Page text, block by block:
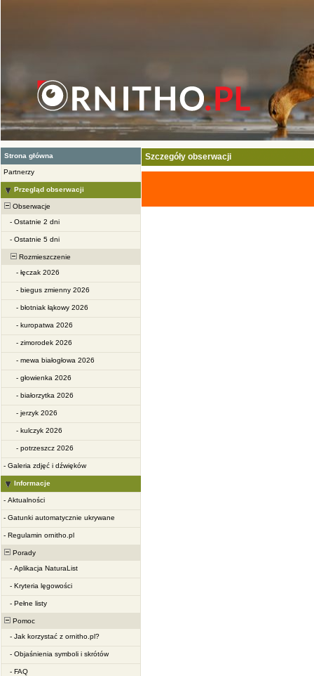
Strona główna
Partnerzy
Przegląd obserwacji
Obserwacje
- Ostatnie 2 dni
- Ostatnie 5 dni
Rozmieszczenie
- łęczak 2026
- biegus zmienny 2026
- błotniak łąkowy 2026
- kuropatwa 2026
- zimorodek 2026
- mewa białogłowa 2026
- głowienka 2026
- białorzytka 2026
- jerzyk 2026
- kulczyk 2026
- potrzeszcz 2026
- Galeria zdjęć i dźwięków
Informacje
- Aktualności
- Gatunki automatycznie ukrywane
- Regulamin ornitho.pl
Porady
- Aplikacja NaturaList
- Kryteria lęgowości
- Pełne listy
Pomoc
- Jak korzystać z ornitho.pl?
- Objaśnienia symboli i skrótów
- FAQ
Szczegóły obserwacji